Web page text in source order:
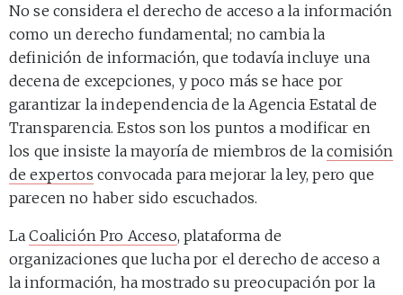
No se considera el derecho de acceso a la información
como un derecho fundamental; no cambia la
definición de información, que todavía incluye una
decena de excepciones, y poco más se hace por
garantizar la independencia de la Agencia Estatal de
Transparencia. Estos son los puntos a modificar en
los que insiste la mayoría de miembros de lacomisión
de expertos convocada para mejorar la ley, pero que
parecen no haber sido escuchados.
LaCoalición Pro Acceso, plataforma de
organizaciones que lucha por el derecho de acceso a
la información, ha mostrado su preocupación por la